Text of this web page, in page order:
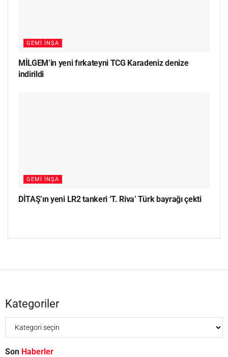
GEMI İNŞA
MİLGEM’in yeni fırkateyni TCG Karadeniz denize
indirildi
GEMI İNŞA
DİTAŞ’ın yeni LR2 tankeri ‘T. Riva’ Türk bayrağı çekti
Kategoriler
Son Haberler